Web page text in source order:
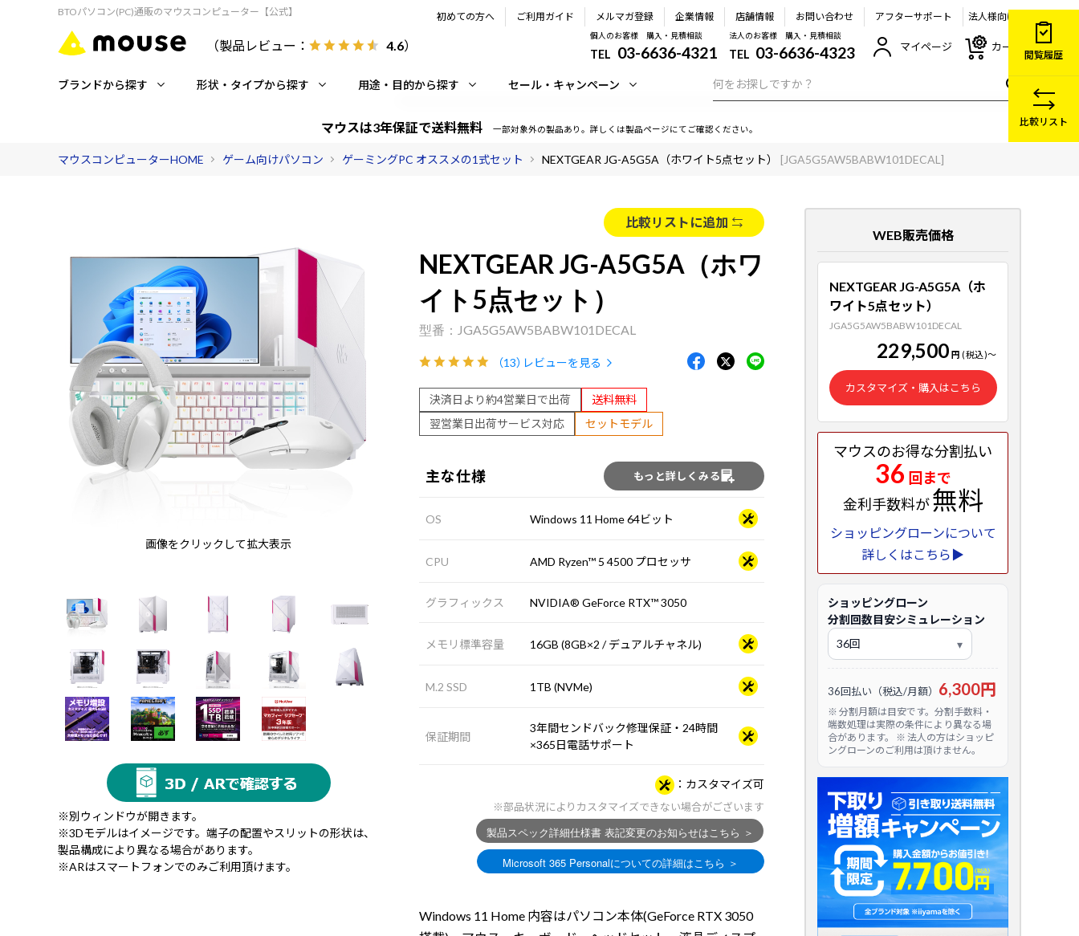
BTOパソコン(PC)通販のマウスコンピューター【公式】
（製品レビュー： 4.6）
初めての方へ ご利用ガイド メルマガ登録 企業情報 店舗情報 お問い合わせ アフターサポート 法人様向け
個人のお客様 購入・見積相談
TEL 03-6636-4321
法人のお客様 購入・見積相談
TEL 03-6636-4323 マイページ カート
ブランドから探す 形状・タイプから探す 用途・目的から探す セール・キャンペーン
マウスは3年保証で送料無料 一部対象外の製品あり。詳しくは製品ページにてご確認ください。
マウスコンピューターHOME ゲーム向けパソコン ゲーミングPC オススメの1式セット NEXTGEAR JG-A5G5A（ホワイト5点セット） [JGA5G5AW5BABW101DECAL]
画像をクリックして拡大表示
※別ウィンドウが開きます。
※3Dモデルはイメージです。端子の配置やスリットの形状は、
製品構成により異なる場合があります。
※ARはスマートフォンでのみご利用頂けます。
比較リストに追加
NEXTGEAR JG-A5G5A（ホワ
イト5点セット）
JGA5G5AW5BABW101DECAL
（13）レビューを見る
決済日より約4営業日で出荷
送料無料
翌営業日出荷サービス対応
セットモデル
主な仕様 もっと詳しくみる
OS Windows 11 Home 64ビット
CPU AMD Ryzen™ 5 4500 プロセッサ
グラフィックス NVIDIA® GeForce RTX™ 3050
メモリ標準容量 16GB (8GB×2 / デュアルチャネル)
M.2 SSD 1TB (NVMe)
保証期間
3年間センドバック修理保証・24時間
×365日電話サポート
カスタマイズ可
※部品状況によりカスタマイズできない場合がございます
Windows 11 Home 内容はパソコン本体(GeForce RTX 3050
WEB販売価格
NEXTGEAR JG-A5G5A（ホ
ワイト5点セット）
JGA5G5AW5BABW101DECAL
229,500 円 (税込)～
カスタマイズ・購入はこちら
マウスのお得な分割払い
36 回まで
金利手数料が無料
ショッピングローンについて
詳しくはこちら▶
ショッピングローン
分割回数目安シミュレーション
36回払い（税込/月額） 6,300円
※ 分割月額は目安です。分割手数料・
端数処理は実際の条件により異なる場
合があります。 ※ 法人の方はショッピ
ングローンのご利用は頂けません。
閲覧履歴
比較リスト